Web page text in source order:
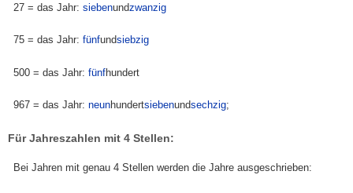
27 = das Jahr:siebenundzwanzig
75 = das Jahr:fünfundsiebzig
500 = das Jahr:fünfhundert
967 = das Jahr:neunhundertsiebenundsechzig;
Für Jahreszahlen mit 4 Stellen:
Bei Jahren mit genau 4 Stellen werden die Jahre ausgeschrieben: